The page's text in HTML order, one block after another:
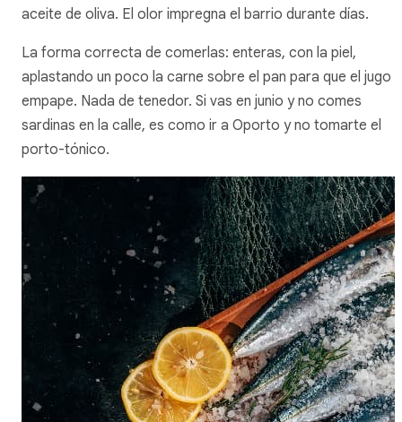
aceite de oliva. El olor impregna el barrio durante días.
La forma correcta de comerlas: enteras, con la piel,
aplastando un poco la carne sobre el pan para que el jugo
empape. Nada de tenedor. Si vas en junio y no comes
sardinas en la calle, es como ir a Oporto y no tomarte el
porto-tónico.